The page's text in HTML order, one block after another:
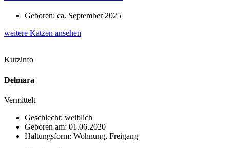
Geboren: ca. September 2025
weitere Katzen ansehen
Kurzinfo
Delmara
Vermittelt
Geschlecht: weiblich
Geboren am: 01.06.2020
Haltungsform: Wohnung, Freigang